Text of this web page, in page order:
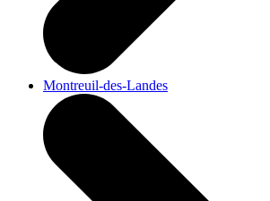
Montreuil-des-Landes